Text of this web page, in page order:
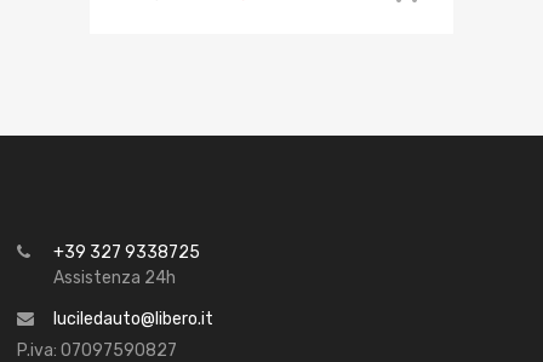
+39 327 9338725
Assistenza 24h
luciledauto@libero.it
P.iva: 07097590827